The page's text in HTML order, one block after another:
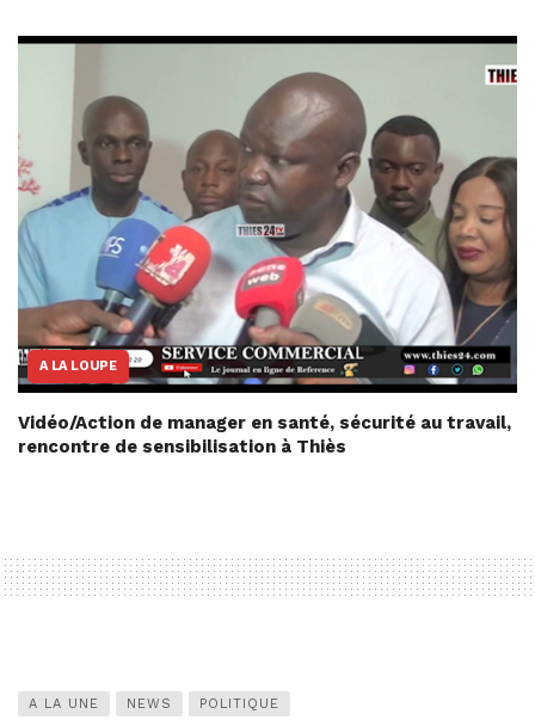
A LA LOUPE
Vidéo/Action de manager en santé, sécurité au travail,
rencontre de sensibilisation à Thiès
A LA UNE NEWS POLITIQUE